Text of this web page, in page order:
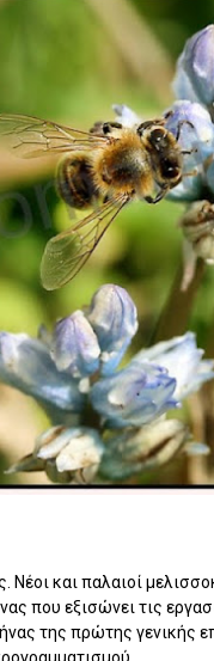
και παλαιοί
που εξισώνει τις
της πρώτης γενικής